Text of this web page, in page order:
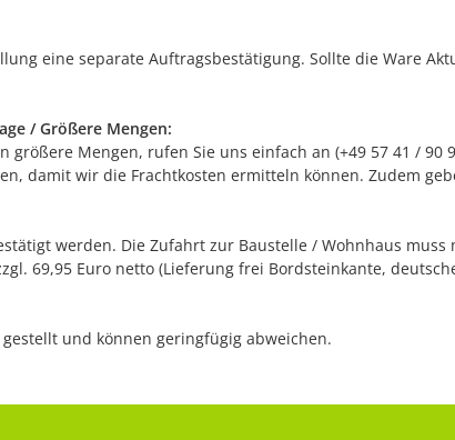
eine separate Auftragsbestätigung. Sollte die Ware
/ Größere Mengen:
Mengen, rufen Sie uns einfach an (+49 57 41 /
damit wir die Frachtkosten ermitteln können. Zudem
werden. Die Zufahrt zur Baustelle / Wohnhaus
69,95 Euro netto (Lieferung frei Bordsteinkante,
und können geringfügig abweichen.